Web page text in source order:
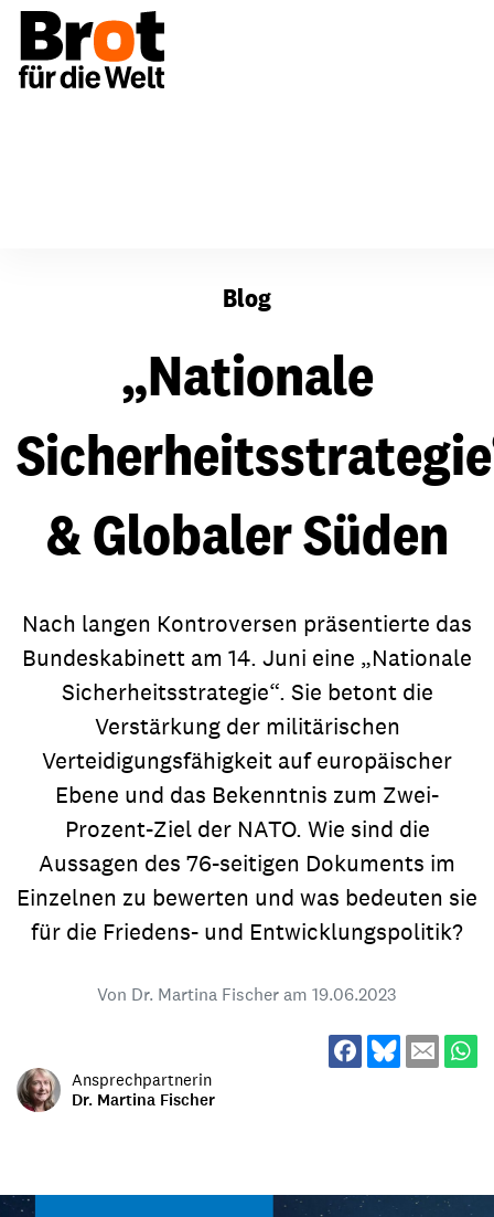
Blog
„Nationale
& Globaler Süden
Nach langen Kontroversen präsentierte das
Bundeskabinett am 14. Juni eine „Nationale
Sicherheitsstrategie“. Sie betont die
Verstärkung der militärischen
Verteidigungsfähigkeit auf europäischer
Ebene und das Bekenntnis zum Zwei-
Prozent-Ziel der NATO. Wie sind die
Aussagen des 76-seitigen Dokuments im
Einzelnen zu bewerten und was bedeuten sie
für die Friedens- und Entwicklungspolitik?
Von Dr. Martina Fischer am 19.06.2023
Ansprechpartnerin
Dr. Martina Fischer